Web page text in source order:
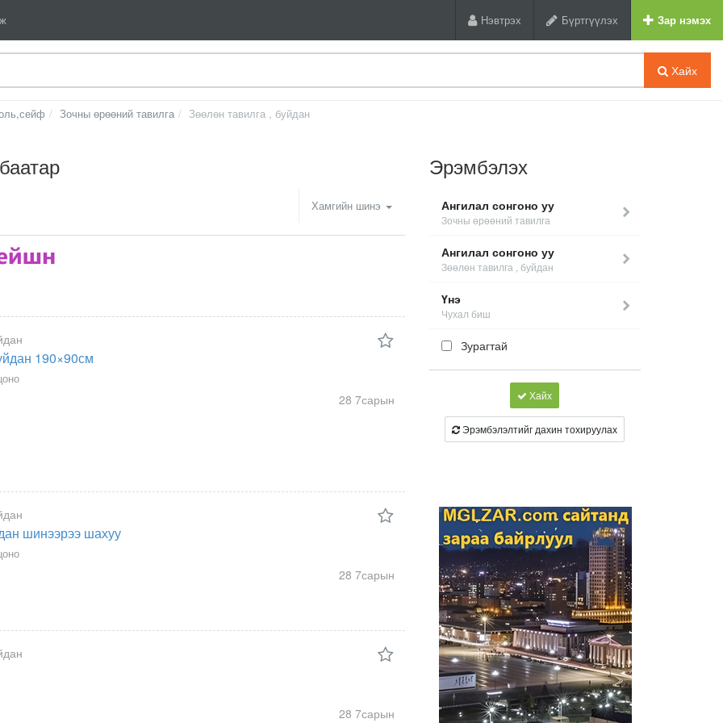
Нэвтрэх Бүртгүүлэх Зар нэмэх
Хайх
Зочны өрөөний тавилга Зөөлөн тавилга , буйдан
Хамгийн шинэ
190×90см
28 7сарын
шинээрээ шахуу
28 7сарын
28 7сарын
Эрэмбэлэх
Ангилал сонгоно уу
Зочны өрөөний тавилга
Ангилал сонгоно уу
Зөөлөн тавилга , буйдан
Үнэ
Чухал биш
Зурагтай
Хайх
Эрэмбэлэлтийг дахин тохируулах